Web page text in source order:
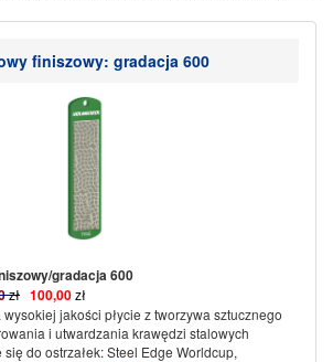
finiszowy: gradacja 600
gradacja 600
zł 100,00zł
jakości płycie z tworzywa sztucznego
i utwardzania krawędzi stalowych
do ostrzałek: Steel Edge Worldcup,